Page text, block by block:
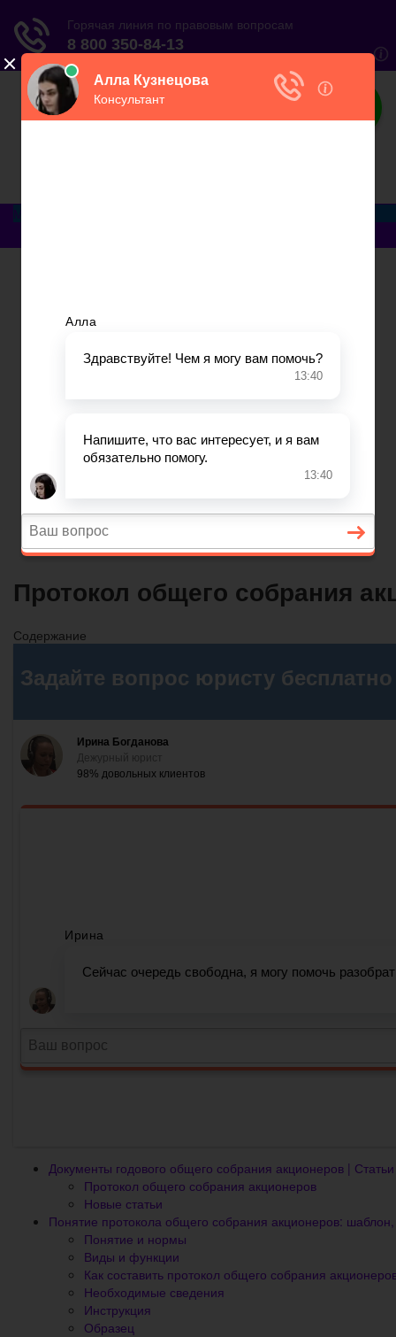
ЮристВзаконе
Главная
Договорные отношения
Увольнение
Заработная плата
Вопросы и ответы
Протокол общего собрания
Содержание
Документы годового общего собрания акционеров |
Протокол общего собрания акционеров
Новые статьи
Понятие протокола общего собрания акционеров:
Понятие и нормы
Виды и функции
Как составить протокол общего собрания
Необходимые сведения
Инструкция
Образец